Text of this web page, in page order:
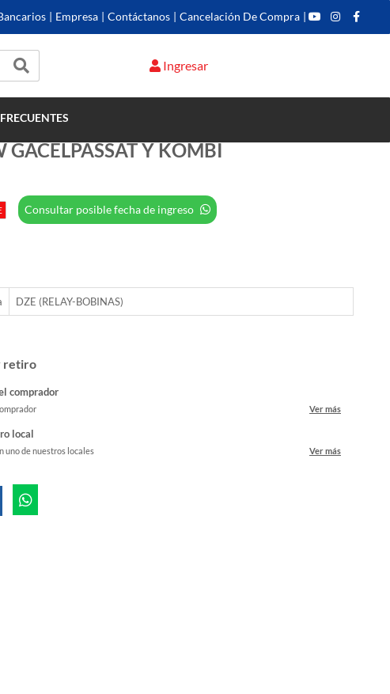
| Empresa | Contáctanos | Cancelación De Compra |
Ingresar
GACELPASSAT Y KOMBI
Consultar posible fecha de ingreso
DZE (RELAY-BOBINAS)
retiro
comprador
Ver más
local
uno de nuestros locales Ver más